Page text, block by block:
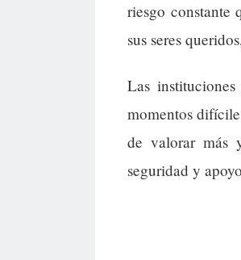
riesgo
sus seres
Las
momentos
de valorar más
seguridad y